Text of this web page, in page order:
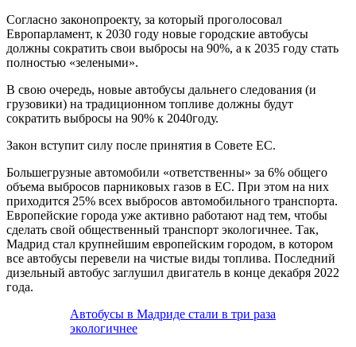
Согласно законопроекту, за который проголосовал
Европарламент, к 2030 году новые городские автобусы
должны сократить свои выбросы на 90%, а к 2035 году стать
полностью «зелеными».
В свою очередь, новые автобусы дальнего следования (и
грузовики) на традиционном топливе должны будут
сократить выбросы на 90% к 2040году.
Закон вступит силу после принятия в Совете ЕС.
Большегрузные автомобили «ответственны» за 6% общего
объема выбросов парниковых газов в ЕС. При этом на них
приходится 25% всех выбросов автомобильного транспорта.
Европейские города уже активно работают над тем, чтобы
сделать свой общественный транспорт экологичнее. Так,
Мадрид стал крупнейшим европейским городом, в котором
все автобусы перевели на чистые виды топлива. Последний
дизельный автобус заглушил двигатель в конце декабря 2022
года.
Автобусы в Мадриде стали в три раза
экологичнее